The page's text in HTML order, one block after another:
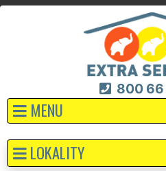
800
MENU
LOKALITY